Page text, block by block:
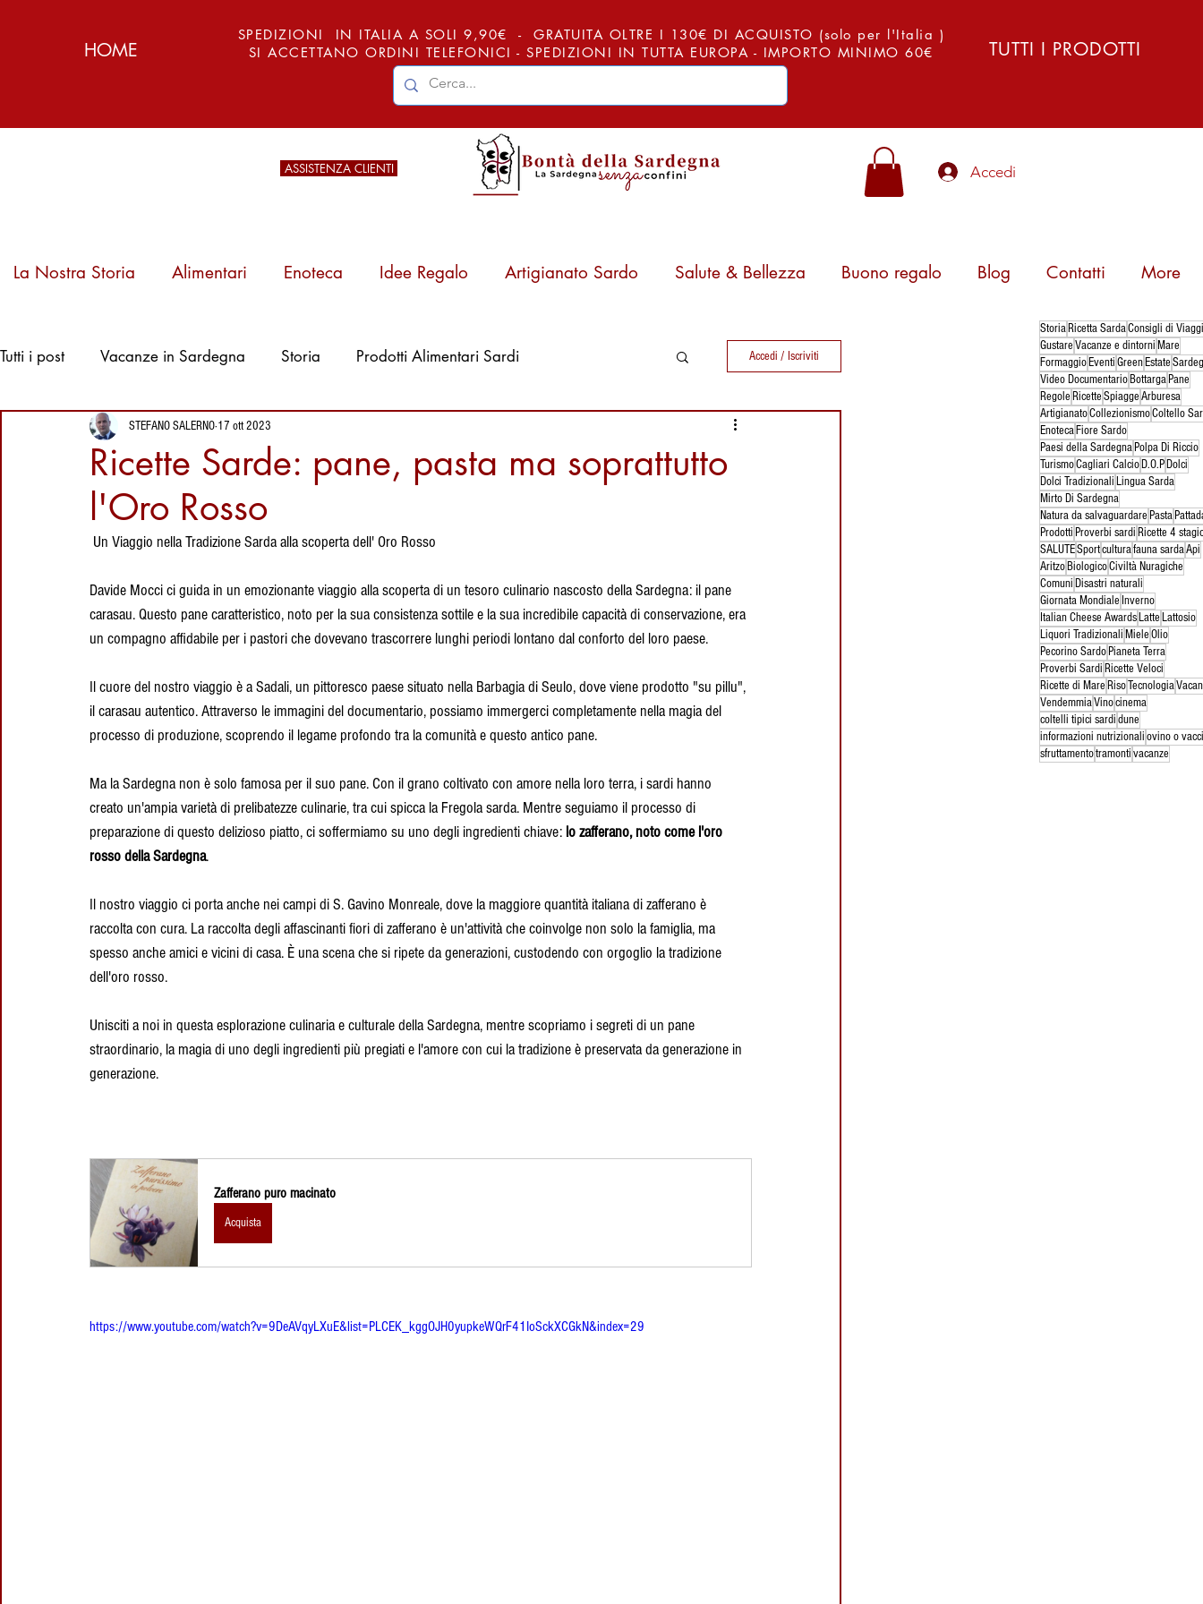
HOME
SPEDIZIONI IN ITALIA A SOLI 9,90€ - GRATUITA OLTRE I 130€ DI ACQUISTO (solo per l'Italia )
SI ACCETTANO ORDINI TELEFONICI - SPEDIZIONI IN TUTTA EUROPA - IMPORTO MINIMO 60€
TUTTI I PRODOTTI
ASSISTENZA CLIENTI Accedi
La Nostra Storia Alimentari Enoteca Idee Regalo Artigianato Sardo Salute & Bellezza Buono regalo Blog Contatti More
Pattada, Arburesa
e l'Arte del Ferro:
Segreti del
Coltello Sardo
Tradizionale
21 ore fa
Luoghi da visitare
in Sardegna: Sa
Giara Manna,
l'altopiano dei
cavallini selvatici
3 giorni fa
Su Coccu Sardo:
e Significato
dell’Amuleto della
Sardegna
Tutti i post Vacanze in Sardegna Storia Prodotti Alimentari Sardi
Ricette della Sardegna Vini della Sardegna
Proverbi Sardi Eventi in Sardegna
Liquori vacanze in sardegna cultura tradizioni
Accedi / Iscriviti
Ricette Sarde: pane, pasta ma soprattutto
l'Oro Rosso
STEFANO SALERNO 17 ott 2023
Un Viaggio nella Tradizione Sarda alla scoperta dell' Oro Rosso
Davide Mocci ci guida in un emozionante viaggio alla scoperta di un tesoro culinario nascosto della Sardegna: il pane
carasau. Questo pane caratteristico, noto per la sua consistenza sottile e la sua incredibile capacità di conservazione, era
un compagno affidabile per i pastori che dovevano trascorrere lunghi periodi lontano dal conforto del loro paese.
Il cuore del nostro viaggio è a Sadali, un pittoresco paese situato nella Barbagia di Seulo, dove viene prodotto "su pillu",
il carasau autentico. Attraverso le immagini del documentario, possiamo immergerci completamente nella magia del
processo di produzione, scoprendo il legame profondo tra la comunità e questo antico pane.
Ma la Sardegna non è solo famosa per il suo pane. Con il grano coltivato con amore nella loro terra, i sardi hanno
creato un'ampia varietà di prelibatezze culinarie, tra cui spicca la Fregola sarda. Mentre seguiamo il processo di
preparazione di questo delizioso piatto, ci soffermiamo su uno degli ingredienti chiave: lo zafferano, noto come l'oro
rosso della Sardegna.
Il nostro viaggio ci porta anche nei campi di S. Gavino Monreale, dove la maggiore quantità italiana di zafferano è
raccolta con cura. La raccolta degli affascinanti fiori di zafferano è un'attività che coinvolge non solo la famiglia, ma
spesso anche amici e vicini di casa. È una scena che si ripete da generazioni, custodendo con orgoglio la tradizione
dell'oro rosso.
Unisciti a noi in questa esplorazione culinaria e culturale della Sardegna, mentre scopriamo i segreti di un pane
straordinario, la magia di uno degli ingredienti più pregiati e l'amore con cui la tradizione è preservata da generazione in
generazione.
Zafferano puro macinato
Acquista
https://www.youtube.com/watch?v=9DeAVqyLXuE&list=PLCEK_kggOJH0yupkeWQrF41IoSckXCGkN&index=29
StoriaRicetta SardaConsigli di
GustareVacanze e dintorni Mare
Formaggio EventiGreen Estate
Video DocumentarioBottarga Pane
Regole RicetteSpiaggeArburesa
ArtigianatoCollezionismoColtello
EnotecaFiore Sardo
Paesi della Sardegna Polpa Di Riccio
TurismoCagliari Calcio D.O.P Dolci
Dolci Tradizionali Lingua Sarda
Mirto Di Sardegna
Natura da salvaguardare Pasta
Prodotti Proverbi sardi Ricette 4
SALUTESportculturafauna sardaApi
AritzoBiologicoCiviltà Nuragiche
Comuni Disastri naturali
Giornata Mondiale Inverno
Italian Cheese Awards Latte Lattosio
Liquori Tradizionali MieleOlio
Pecorino Sardo Pianeta Terra
Proverbi Sardi Ricette Veloci
Ricette di Mare RisoTecnologia
VendemmiaVinocinema
coltelli tipici sardidune
informazioni nutrizionaliovino o
sfruttamentotramontivacanze